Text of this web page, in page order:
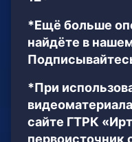
*Ещё больше
найдёте в
*При
сайте ГТРК